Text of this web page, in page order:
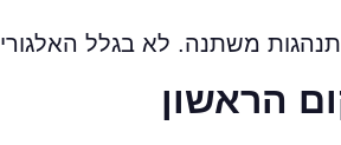
משתנה. לא בגלל
הראשון